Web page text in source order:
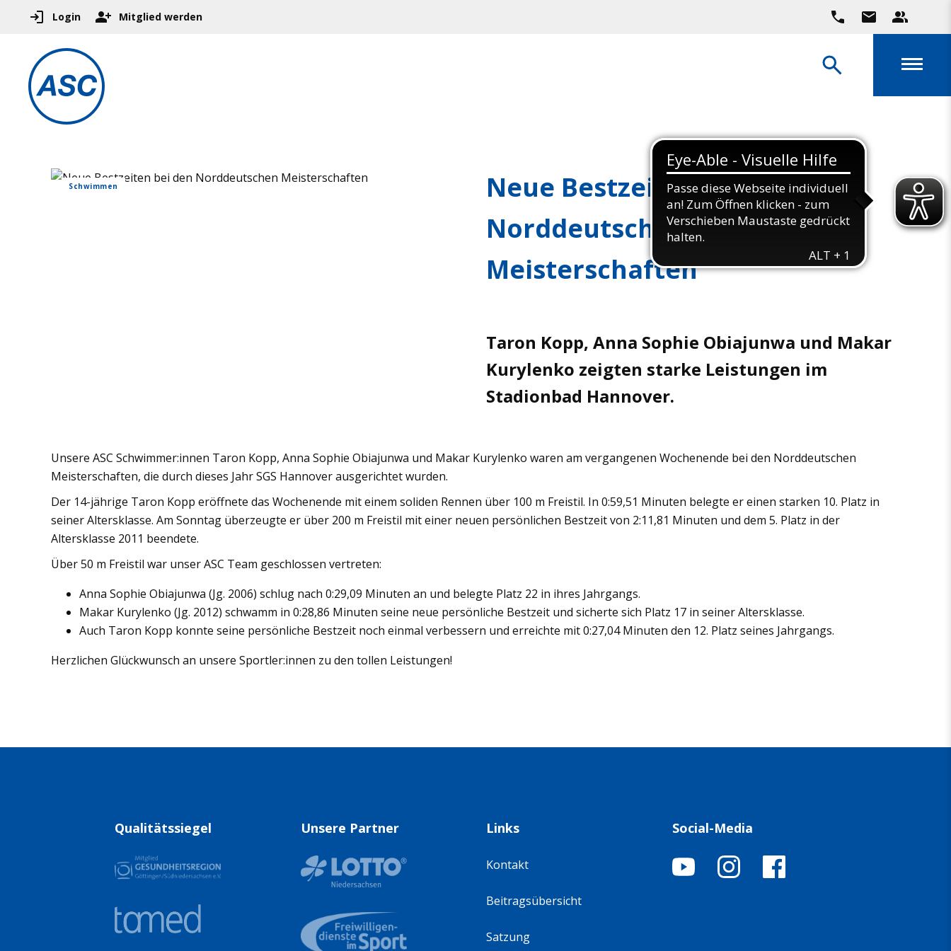
Login Mitglied werden
Schwimmen
Neue Bestzeiten bei den
Norddeutschen
Meisterschaften
Taron Kopp, Anna Sophie Obiajunwa und Makar
Kurylenko zeigten starke Leistungen im
Stadionbad Hannover.
Unsere ASC Schwimmer:innen Taron Kopp, Anna Sophie Obiajunwa und Makar Kurylenko waren am vergangenen Wochenende bei den Norddeutschen
Meisterschaften, die durch dieses Jahr SGS Hannover ausgerichtet wurden.
Der 14-jährige Taron Kopp eröffnete das Wochenende mit einem soliden Rennen über 100 m Freistil. In 0:59,51 Minuten belegte er einen starken 10. Platz in
seiner Altersklasse. Am Sonntag überzeugte er über 200 m Freistil mit einer neuen persönlichen Bestzeit von 2:11,81 Minuten und dem 5. Platz in der
Altersklasse 2011 beendete.
Über 50 m Freistil war unser ASC Team geschlossen vertreten:
Anna Sophie Obiajunwa (Jg. 2006) schlug nach 0:29,09 Minuten an und belegte Platz 22 in ihres Jahrgangs.
Makar Kurylenko (Jg. 2012) schwamm in 0:28,86 Minuten seine neue persönliche Bestzeit und sicherte sich Platz 17 in seiner Altersklasse.
Auch Taron Kopp konnte seine persönliche Bestzeit noch einmal verbessern und erreichte mit 0:27,04 Minuten den 12. Platz seines Jahrgangs.
Herzlichen Glückwunsch an unsere Sportler:innen zu den tollen Leistungen!
Qualitätssiegel Unsere Partner Links
Kontakt
Beitragsübersicht
Satzung
Social-Media